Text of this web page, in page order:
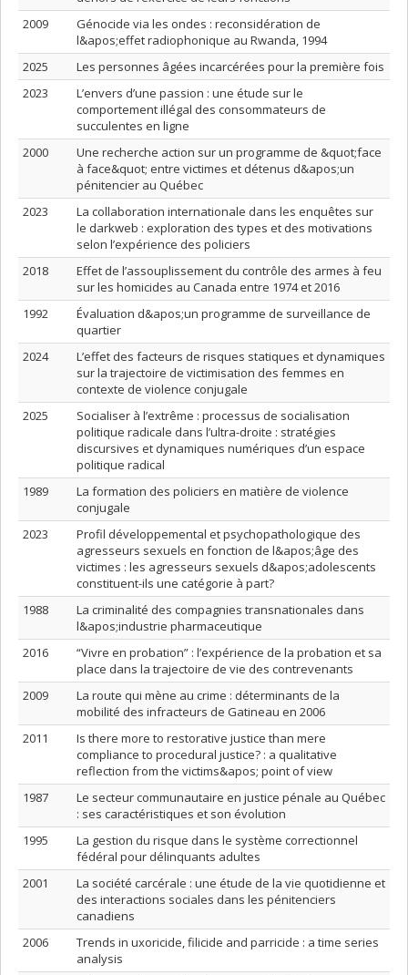
2009
Génocide via les ondes : reconsidération de
l&apos;effet radiophonique au Rwanda, 1994
2025
Les personnes âgées incarcérées pour la première fois
2023
L’envers d’une passion : une étude sur le
comportement illégal des consommateurs de
succulentes en ligne
2000
Une recherche action sur un programme de &quot;face
à face&quot; entre victimes et détenus d&apos;un
pénitencier au Québec
2023
La collaboration internationale dans les enquêtes sur
le darkweb : exploration des types et des motivations
selon l’expérience des policiers
2018
Effet de l’assouplissement du contrôle des armes à feu
sur les homicides au Canada entre 1974 et 2016
1992
Évaluation d&apos;un programme de surveillance de
quartier
2024
L’effet des facteurs de risques statiques et dynamiques
sur la trajectoire de victimisation des femmes en
contexte de violence conjugale
2025
Socialiser à l’extrême : processus de socialisation
politique radicale dans l’ultra-droite : stratégies
discursives et dynamiques numériques d’un espace
politique radical
1989
La formation des policiers en matière de violence
conjugale
2023
Profil développemental et psychopathologique des
agresseurs sexuels en fonction de l&apos;âge des
victimes : les agresseurs sexuels d&apos;adolescents
constituent-ils une catégorie à part?
1988
La criminalité des compagnies transnationales dans
l&apos;industrie pharmaceutique
2016
“Vivre en probation” : l’expérience de la probation et sa
place dans la trajectoire de vie des contrevenants
2009
La route qui mène au crime : déterminants de la
mobilité des infracteurs de Gatineau en 2006
2011
Is there more to restorative justice than mere
compliance to procedural justice? : a qualitative
reflection from the victims&apos; point of view
1987
Le secteur communautaire en justice pénale au Québec
: ses caractéristiques et son évolution
1995
La gestion du risque dans le système correctionnel
fédéral pour délinquants adultes
2001
La société carcérale : une étude de la vie quotidienne et
des interactions sociales dans les pénitenciers
canadiens
2006
Trends in uxoricide, filicide and parricide : a time series
analysis